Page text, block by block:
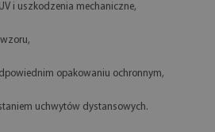
i uszkodzenia mechaniczne,
opakowaniu ochronnym,
uchwytów dystansowych.